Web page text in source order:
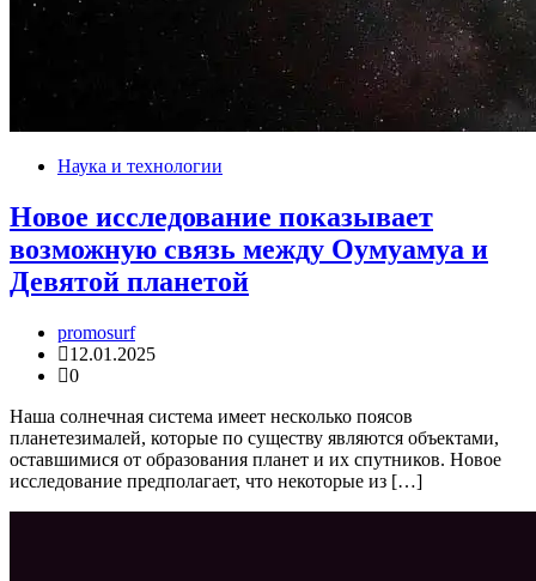
Наука и технологии
Новое исследование показывает
возможную связь между Оумуамуа и
Девятой планетой
promosurf
12.01.2025
0
Наша солнечная система имеет несколько поясов
планетезималей, которые по существу являются объектами,
оставшимися от образования планет и их спутников. Новое
исследование предполагает, что некоторые из […]